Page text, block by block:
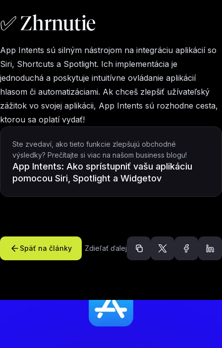
✅ Zhrnutie
App Intents sú silným nástrojom na integráciu aplikácií so
Siri, Shortcuts a Spotlight. Ich implementácia je
jednoduchá a poskytuje intuitívne ovládanie aplikácií
hlasom či automatizáciami. Ak chceš zlepšiť užívateľský
zážitok vo svojej aplikácii, App Intents sú rozhodne cesta,
ktorou sa oplatí vydať!
Ste zvedaví, ako tieto funkcie zlepšujú obchodné
výsledky? Prečítajte si viac na našom business blogu!
App Intents: Ako sprístupniť vašu aplikáciu
pomocou Siri, Spotlight a Widgetov
Späť na články Zdieľať ďalej
Odporúčané články